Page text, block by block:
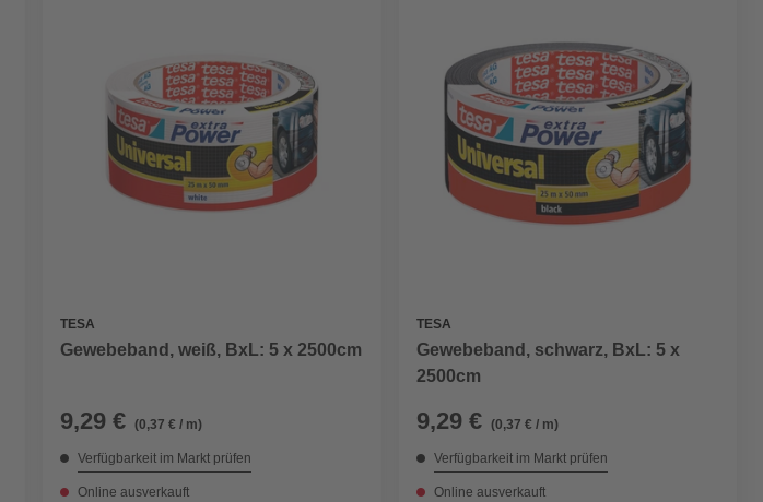
TESA
Gewebeband, weiß, BxL: 5 x 2500cm
9,29 € (0,37 € / m)
Verfügbarkeit im Markt prüfen
Online ausverkauft
TESA
Gewebeband, schwarz, BxL: 5 x
2500cm
9,29 € (0,37 € / m)
Verfügbarkeit im Markt prüfen
Online ausverkauft